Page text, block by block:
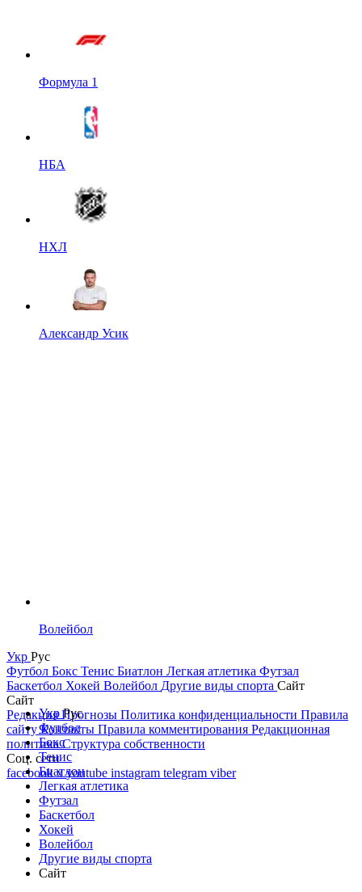
Формула 1
НБА
НХЛ
Александр Усик
Волейбол
Укр Рус
Футбол Бокс Тенис Биатлон Легкая атлетика Футзал
Баскетбол Хокей Волейбол Другие виды спорта Сайт
Сайт
РедакцияПрогнозы Политика конфиденциальности Правила
сайтуКонтакты Правила комментирования Редакционная
политикаСтруктура собственности
Соц. сети
facebookxyoutube instagram telegram viber
УкрРус
Футбол
Бокс
Тенис
Биатлон
Легкая атлетика
Футзал
Баскетбол
Хокей
Волейбол
Другие виды спорта
Сайт